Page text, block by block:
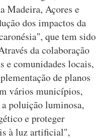
Madeira, Açores e
dos impactos da
que tem sido
da colaboração
e comunidades locais,
de planos
vários municípios,
poluição luminosa,
e proteger
à luz artificial",